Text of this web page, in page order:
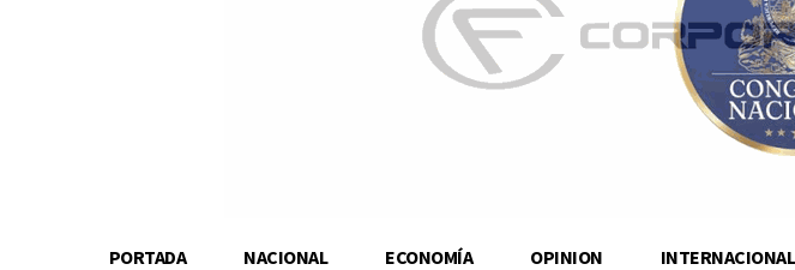
PORTADA NACIONAL ECONOMÍA OPINION INTERNACIONAL